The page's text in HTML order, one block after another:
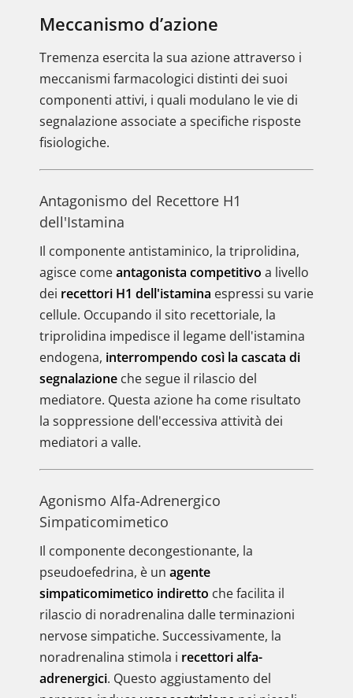
Meccanismo d’azione
Tremenza esercita la sua azione attraverso i
meccanismi farmacologici distinti dei suoi
componenti attivi, i quali modulano le vie di
segnalazione associate a specifiche risposte
fisiologiche.
Antagonismo del Recettore H1
dell'Istamina
Il componente antistaminico, la triprolidina,
agisce comeantagonista competitivo a livello
dei recettori H1 dell'istamina espressi su varie
cellule. Occupando il sito recettoriale, la
triprolidina impedisce il legame dell'istamina
endogena, interrompendo così la cascata di
segnalazione che segue il rilascio del
mediatore. Questa azione ha come risultato
la soppressione dell'eccessiva attività dei
mediatori a valle.
Agonismo Alfa-Adrenergico
Simpaticomimetico
Il componente decongestionante, la
pseudoefedrina, è un agente
simpaticomimetico indiretto che facilita il
rilascio di noradrenalina dalle terminazioni
nervose simpatiche. Successivamente, la
noradrenalina stimola i recettori alfa-
adrenergici. Questo aggiustamento del